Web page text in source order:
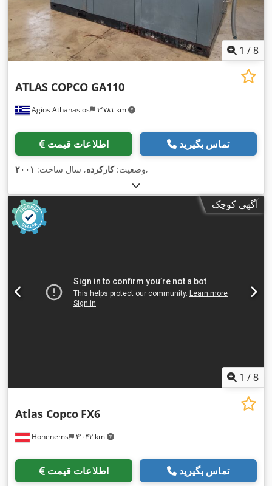
1 /8
Agios Athanasios ۲٬۷۸۱ km
ATLAS COPCO GA110
اطلاعات قیمت تماس بگیرید
وضعیت:کارکرده, سال ساخت: ۲۰۰۱ ,
آگهی کوچک
1 /8
Hohenems ۴٬۰۴۲ km
Atlas Copco FX6
اطلاعات قیمت تماس بگیرید